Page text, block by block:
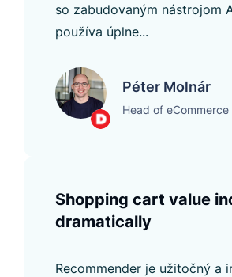
so zabudovaným nástrojom
používa úplne...
Péter Molnár
Head of eCommerce
Shopping cart value
dramatically
Recommender je užitočný a